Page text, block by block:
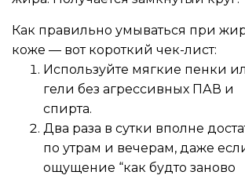
Как правильно умываться при
коже — вот короткий чек-лист:
Используйте мягкие пенки
гели без агрессивных ПАВ и
спирта.
Два раза в сутки вполне
по утрам и вечерам, даже
ощущение “как будто заново